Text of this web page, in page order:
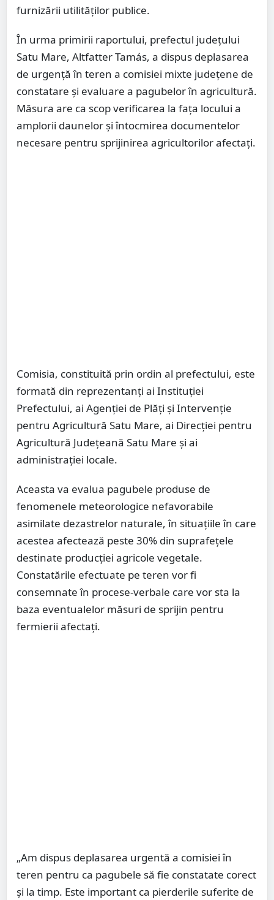
furnizării utilităților publice.
În urma primirii raportului, prefectul județului
Satu Mare, Altfatter Tamás, a dispus deplasarea
de urgență în teren a comisiei mixte județene de
constatare și evaluare a pagubelor în agricultură.
Măsura are ca scop verificarea la fața locului a
amplorii daunelor și întocmirea documentelor
necesare pentru sprijinirea agricultorilor afectați.
Comisia, constituită prin ordin al prefectului, este
formată din reprezentanți ai Instituției
Prefectului, ai Agenției de Plăți și Intervenție
pentru Agricultură Satu Mare, ai Direcției pentru
Agricultură Județeană Satu Mare și ai
administrației locale.
Aceasta va evalua pagubele produse de
fenomenele meteorologice nefavorabile
asimilate dezastrelor naturale, în situațiile în care
acestea afectează peste 30% din suprafețele
destinate producției agricole vegetale.
Constatările efectuate pe teren vor fi
consemnate în procese-verbale care vor sta la
baza eventualelor măsuri de sprijin pentru
fermierii afectați.
„Am dispus deplasarea urgentă a comisiei în
teren pentru ca pagubele să fie constatate corect
și la timp. Este important ca pierderile suferite de